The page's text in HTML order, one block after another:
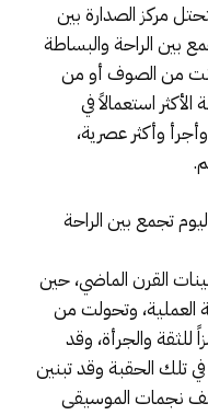
مركز الصدارة بين
بين الراحة والبساطة
من الصوف أو من
استعمالاً في
وأكثر عصرية،
تجمع بين الراحة
القرن الماضي، حين
العملية، وتحولت من
للثقة والجرأة، وقد
تلك الحقبة وقد تبنين
نجمات الموسيقى